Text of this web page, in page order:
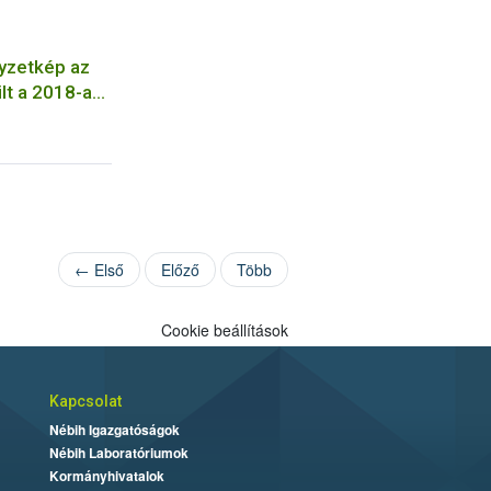
az
a 2018-as
← Első Előző Több
Cookie beállítások
Kapcsolat
Nébih Igazgatóságok
Nébih Laboratóriumok
Kormányhivatalok